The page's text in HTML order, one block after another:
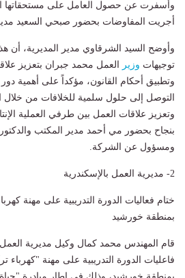
أجريت المفاوضات بحضور صبحي السعيد
وأوضح السيد الشرقاوي مدير المديرية، أن
توجيهات وزير
العمل محمد جبران بتعزيز
وتطبيق أحكام القانون، مؤكداً على أهمية
التوصل إلى حلول سلمية للخلافات من خلال
وتعزيز علاقات العمل بين طرفي العملية
بنجاح بحضور مي أحمد مدير المكتب
ومسؤول عن الشركة.
2- مديرية العمل بالإسكندرية
ختام فعاليات الدورة التدريبية على مهنة
بمنطقة خورشيد
قام المهندس محمد كمال وكيل مديرية العمل
فاعليات الدورة التدريبية على مهنة "كهرباء